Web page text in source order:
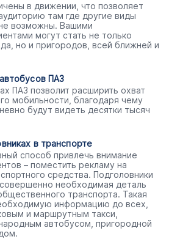
в движении, что позволяет
там где другие виды
возможны. Вашими
могут стать не только
но и пригородов, всей ближней и
ПАЗ
ПАЗ позволит расширить охват
мобильности, благодаря чему
будут видеть десятки тысяч
в транспорте
способ привлечь внимание
– поместить рекламу на
средства. Подголовники
необходимая деталь
транспорта. Такая
информацию до всех,
и маршрутным такси,
автобусом, пригородной